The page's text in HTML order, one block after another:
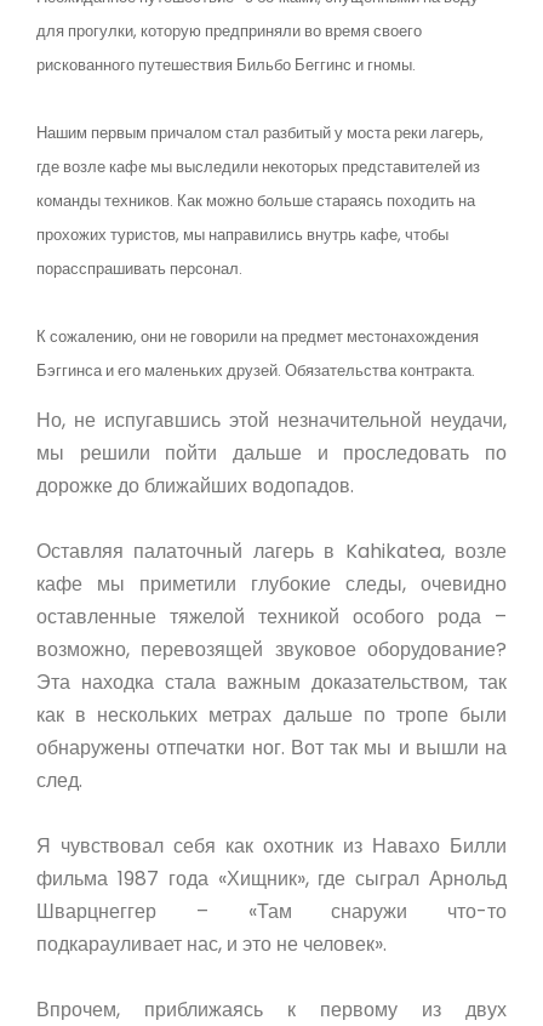
для прогулки, которую предприняли во время своего
рискованного путешествия Бильбо Беггинс и гномы.
Нашим первым причалом стал разбитый у моста реки лагерь,
где возле кафе мы выследили некоторых представителей из
команды техников. Как можно больше стараясь походить на
прохожих туристов, мы направились внутрь кафе, чтобы
порасспрашивать персонал.
К сожалению, они не говорили на предмет местонахождения
Бэггинса и его маленьких друзей. Обязательства контракта.
Но, не испугавшись этой незначительной неудачи,
мы решили пойти дальше и проследовать по
дорожке до ближайших водопадов.
Оставляя палаточный лагерь в Kahikatea, возле
кафе мы приметили глубокие следы, очевидно
оставленные тяжелой техникой особого рода –
возможно, перевозящей звуковое оборудование?
Эта находка стала важным доказательством, так
как в нескольких метрах дальше по тропе были
обнаружены отпечатки ног. Вот так мы и вышли на
след.
Я чувствовал себя как охотник из Навахо Билли
фильма 1987 года «Хищник», где сыграл Арнольд
Шварцнеггер – «Там снаружи что-то
подкарауливает нас, и это не человек».
Впрочем, приближаясь к первому из двух